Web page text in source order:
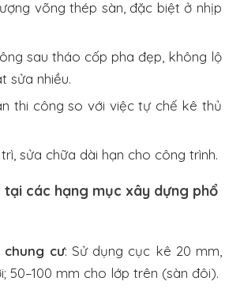
võng thép sàn, đặc biệt ở nhịp
sau tháo cốp pha đẹp, không lộ
sửa nhiều.
thi công so với việc tự chế kê thủ
sửa chữa dài hạn cho công trình.
các hạng mục xây dựng phổ
chung cư: Sử dụng cục kê 20 mm,
50–100 mm cho lớp trên (sàn đôi).